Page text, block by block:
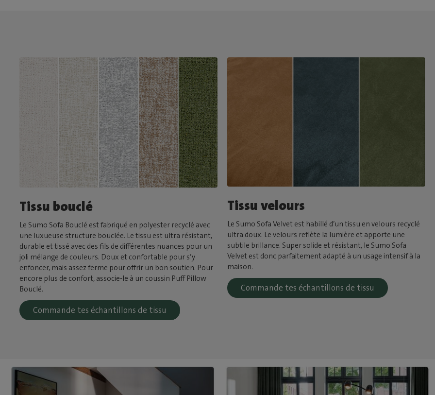
Tissu bouclé
Le Sumo Sofa Bouclé est fabriqué en polyester recyclé avec
une luxueuse structure bouclée. Le tissu est ultra résistant,
durable et tissé avec des fils de différentes nuances pour un
joli mélange de couleurs. Doux et confortable pour s’y
enfoncer, mais assez ferme pour offrir un bon soutien. Pour
encore plus de confort, associe-le à un coussin Puff Pillow
Bouclé.
Commande tes échantillons de tissu
Tissu velours
Le Sumo Sofa Velvet est habillé d’un tissu en velours recyclé
ultra doux. Le velours reflète la lumière et apporte une
subtile brillance. Super solide et résistant, le Sumo Sofa
Velvet est donc parfaitement adapté à un usage intensif à la
maison.
Commande tes échantillons de tissu